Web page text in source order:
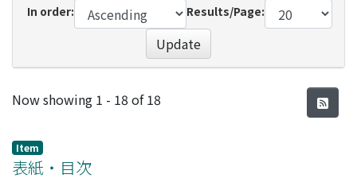
In order:
Results/Page:
Update
Recent Submissions
Now showing 1 - 18 of 18
Item
表紙・目次